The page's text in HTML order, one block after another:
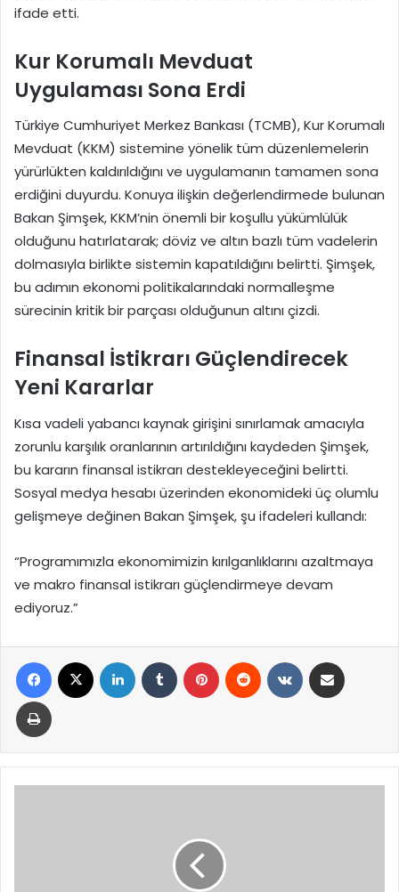
ifade etti.
Kur Korumalı Mevduat
Uygulaması Sona Erdi
Türkiye Cumhuriyet Merkez Bankası (TCMB), Kur Korumalı
Mevduat (KKM) sistemine yönelik tüm düzenlemelerin
yürürlükten kaldırıldığını ve uygulamanın tamamen sona
erdiğini duyurdu. Konuya ilişkin değerlendirmede bulunan
Bakan Şimşek, KKM’nin önemli bir koşullu yükümlülük
olduğunu hatırlatarak; döviz ve altın bazlı tüm vadelerin
dolmasıyla birlikte sistemin kapatıldığını belirtti. Şimşek,
bu adımın ekonomi politikalarındaki normalleşme
sürecinin kritik bir parçası olduğunun altını çizdi.
Finansal İstikrarı Güçlendirecek
Yeni Kararlar
Kısa vadeli yabancı kaynak girişini sınırlamak amacıyla
zorunlu karşılık oranlarının artırıldığını kaydeden Şimşek,
bu kararın finansal istikrarı destekleyeceğini belirtti.
Sosyal medya hesabı üzerinden ekonomideki üç olumlu
gelişmeye değinen Bakan Şimşek, şu ifadeleri kullandı:
“Programımızla ekonomimizin kırılganlıklarını azaltmaya
ve makro finansal istikrarı güçlendirmeye devam
ediyoruz.”
Facebook LinkedIn Tumblr Pinterest Reddit VKontakte
Yazdır